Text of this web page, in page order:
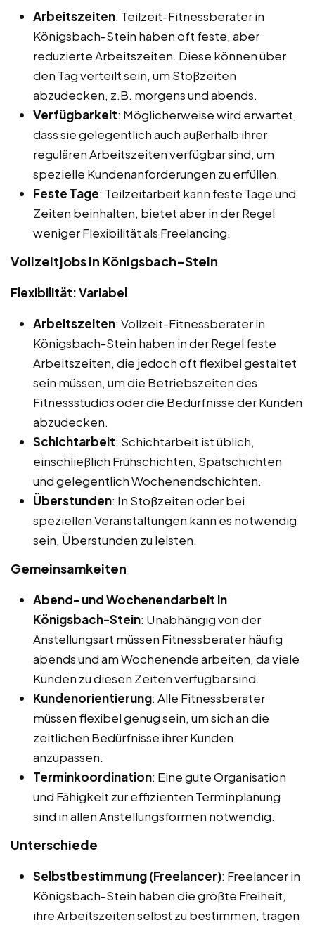
Arbeitszeiten: Teilzeit-Fitnessberater in
Königsbach-Stein haben oft feste, aber
reduzierte Arbeitszeiten. Diese können über
den Tag verteilt sein, um Stoßzeiten
abzudecken, z.B. morgens und abends.
Verfügbarkeit: Möglicherweise wird erwartet,
dass sie gelegentlich auch außerhalb ihrer
regulären Arbeitszeiten verfügbar sind, um
spezielle Kundenanforderungen zu erfüllen.
Feste Tage: Teilzeitarbeit kann feste Tage und
Zeiten beinhalten, bietet aber in der Regel
weniger Flexibilität als Freelancing.
Vollzeitjobs in Königsbach-Stein
Flexibilität: Variabel
Arbeitszeiten: Vollzeit-Fitnessberater in
Königsbach-Stein haben in der Regel feste
Arbeitszeiten, die jedoch oft flexibel gestaltet
sein müssen, um die Betriebszeiten des
Fitnessstudios oder die Bedürfnisse der Kunden
abzudecken.
Schichtarbeit: Schichtarbeit ist üblich,
einschließlich Frühschichten, Spätschichten
und gelegentlich Wochenendschichten.
Überstunden: In Stoßzeiten oder bei
speziellen Veranstaltungen kann es notwendig
sein, Überstunden zu leisten.
Gemeinsamkeiten
Abend- und Wochenendarbeit in
Königsbach-Stein: Unabhängig von der
Anstellungsart müssen Fitnessberater häufig
abends und am Wochenende arbeiten, da viele
Kunden zu diesen Zeiten verfügbar sind.
Kundenorientierung: Alle Fitnessberater
müssen flexibel genug sein, um sich an die
zeitlichen Bedürfnisse ihrer Kunden
anzupassen.
Terminkoordination: Eine gute Organisation
und Fähigkeit zur effizienten Terminplanung
sind in allen Anstellungsformen notwendig.
Unterschiede
Selbstbestimmung (Freelancer): Freelancer in
Königsbach-Stein haben die größte Freiheit,
ihre Arbeitszeiten selbst zu bestimmen, tragen